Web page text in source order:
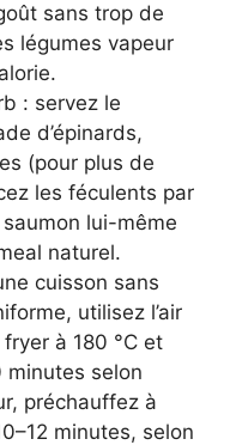
sans trop de
légumes vapeur
: servez le
d’épinards,
(pour plus de
les féculents par
lui-même
naturel.
cuisson sans
utilisez l’air
à 180 °C et
minutes selon
préchauffez à
minutes, selon